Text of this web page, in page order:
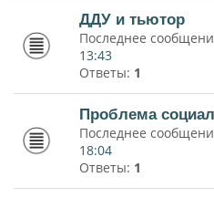
ДДУ и тьютор
Последнее
13:43
Ответы: 1
Проблема
Последнее
18:04
Ответы: 1